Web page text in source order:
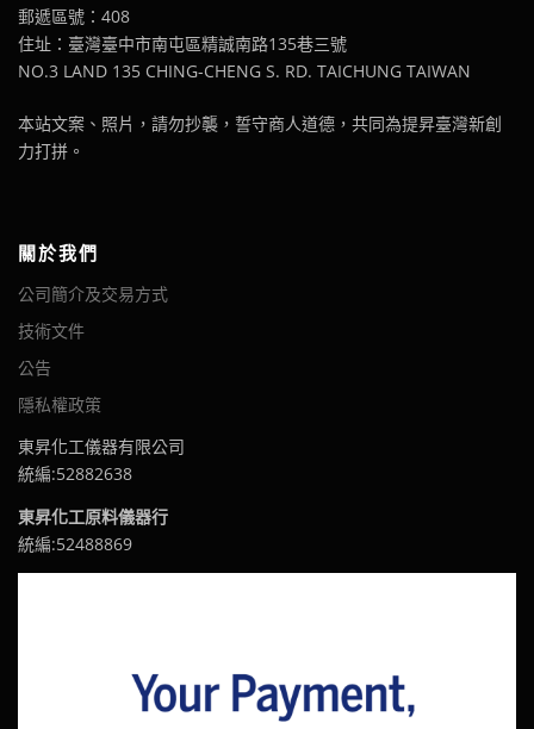
郵遞區號：408
住址：臺灣臺中市南屯區精誠南路135巷三號
NO.3 LAND 135 CHING-CHENG S. RD. TAICHUNG TAIWAN
本站文案、照片，請勿抄襲，誓守商人道德，共同為提昇臺灣新創
力打拼。
關於我們
公司簡介及交易方式
技術文件
公告
隱私權政策
東昇化工儀器有限公司
統編:52882638
東昇化工原料儀器行
統編:52488869